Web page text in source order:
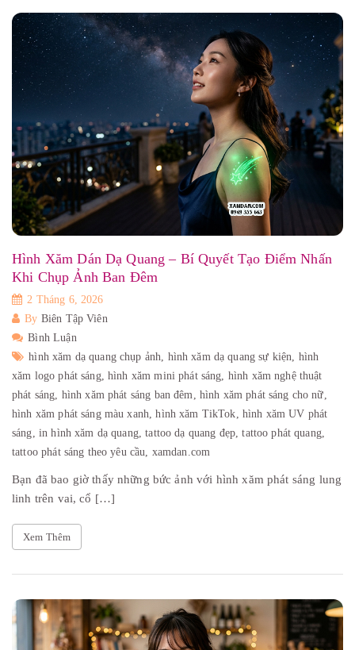
Hình Xăm Dán Dạ Quang – Bí Quyết Tạo Điểm Nhấn
Khi Chụp Ảnh Ban Đêm
2 Tháng 6, 2026
By Biên Tập Viên
Bình Luận
hình xăm dạ quang chụp ảnh, hình xăm dạ quang sự kiện, hình
xăm logo phát sáng,hình xăm mini phát sáng, hình xăm nghệ thuật
phát sáng, hình xăm phát sáng ban đêm, hình xăm phát sáng cho nữ,
hình xăm phát sáng màu xanh,hình xăm TikTok, hình xăm UV phát
sáng, in hình xăm dạ quang,tattoo dạ quang đẹp,tattoo phát quang,
tattoo phát sáng theo yêu cầu, xamdan.com
Bạn đã bao giờ thấy những bức ảnh với hình xăm phát sáng lung
linh trên vai, cổ […]
Xem Thêm